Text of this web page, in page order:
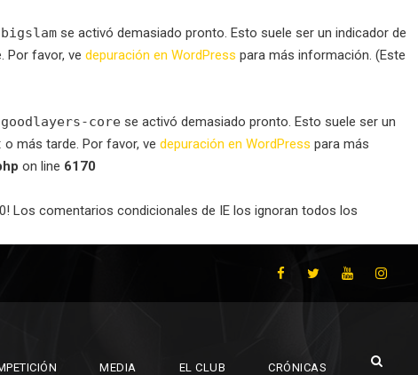
bigslam se activó demasiado pronto. Esto suele ser un indicador de
Por favor, ve depuración en WordPress para más información. (Este
goodlayers-core se activó demasiado pronto. Esto suele ser un
o más tarde. Por favor, ve depuración en WordPress para más
on line 6170
Los comentarios condicionales de IE los ignoran todos los
MEDIA EL CLUB CRÓNICAS